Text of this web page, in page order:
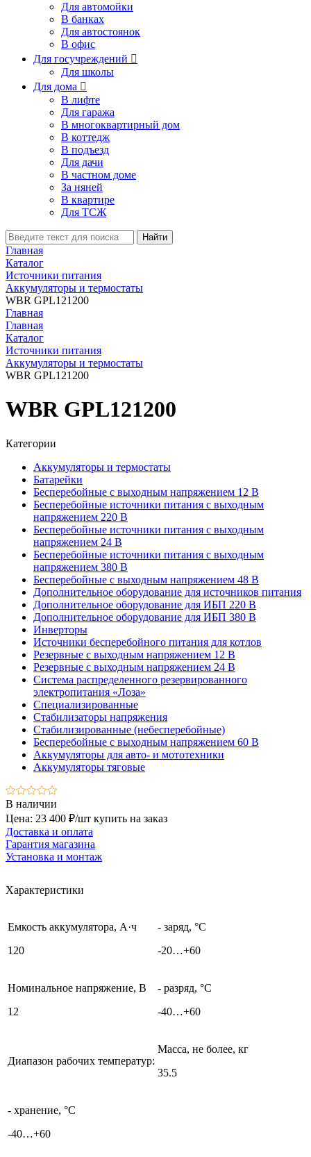
Для автомойки
В банках
Для автостоянок
В офис
Для госучреждений 
Для школы
Для дома 
В лифте
Для гаража
В многоквартирный дом
В коттедж
В подъезд
Для дачи
В частном доме
За няней
В квартире
Для ТСЖ
Найти
Главная
Каталог
Источники питания
Аккумуляторы и термостаты
WBR GPL121200
Главная
Главная
Каталог
Источники питания
Аккумуляторы и термостаты
WBR GPL121200
WBR GPL121200
Категории
Аккумуляторы и термостаты
Батарейки
Бесперебойные с выходным напряжением 12 В
Бесперебойные источники питания с выходным
напряжением 220 В
Бесперебойные источники питания с выходным
напряжением 24 В
Бесперебойные источники питания с выходным
напряжением 380 В
Бесперебойные с выходным напряжением 48 В
Дополнительное оборудование для источников питания
Дополнительное оборудование для ИБП 220 В
Дополнительное оборудование для ИБП 380 В
Инверторы
Источники бесперебойного питания для котлов
Резервные с выходным напряжением 12 В
Резервные с выходным напряжением 24 В
Система распределенного резервированного
электропитания «Лоза»
Специализированные
Стабилизаторы напряжения
Стабилизированные (небесперебойные)
Бесперебойные с выходным напряжением 60 В
Аккумуляторы для авто- и мототехники
Аккумуляторы тяговые
В наличии
Цена: 23 400 ₽/шт купить на заказ
Доставка и оплата
Гарантия магазина
Установка и монтаж
Характеристики
Емкость аккумулятора, А·ч
120
- заряд, °C
-20…+60
Номинальное напряжение, В
12
- разряд, °C
-40…+60
Диапазон рабочих температур:
Масса, не более, кг
35.5
- хранение, °C
-40…+60